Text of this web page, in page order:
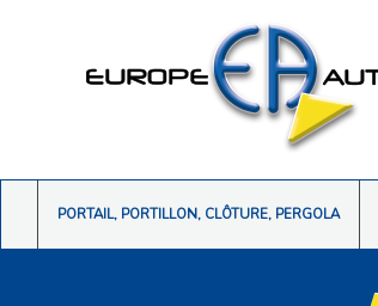
PORTAIL, PORTILLON, CLÔTURE, PERGOLA